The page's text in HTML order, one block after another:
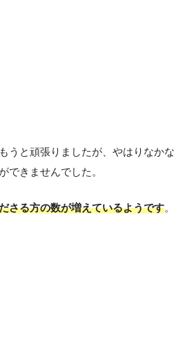
うと頑張りましたが、やはりなかな
できませんでした。
さる方の数が増えているようです。